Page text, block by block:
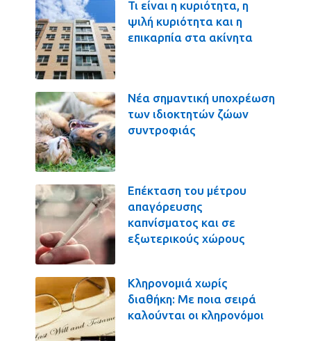
Τι είναι η κυριότητα, η
ψιλή κυριότητα και η
επικαρπία στα ακίνητα
Νέα σημαντική υποχρέωση
των ιδιοκτητών ζώων
συντροφιάς
Επέκταση του μέτρου
απαγόρευσης
καπνίσματος και σε
εξωτερικούς χώρους
Κληρονομιά χωρίς
διαθήκη: Με ποια σειρά
καλούνται οι κληρονόμοι